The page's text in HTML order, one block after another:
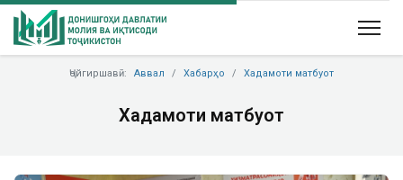
Ҷойгиршавӣ: Аввал Хабарҳо Хадамоти матбуот
Хадамоти матбуот